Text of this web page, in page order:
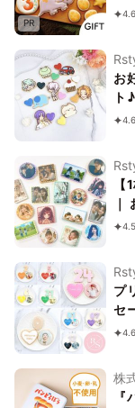
PR
ク
お
ト
付
｜
枚
プ
セ
ス
株